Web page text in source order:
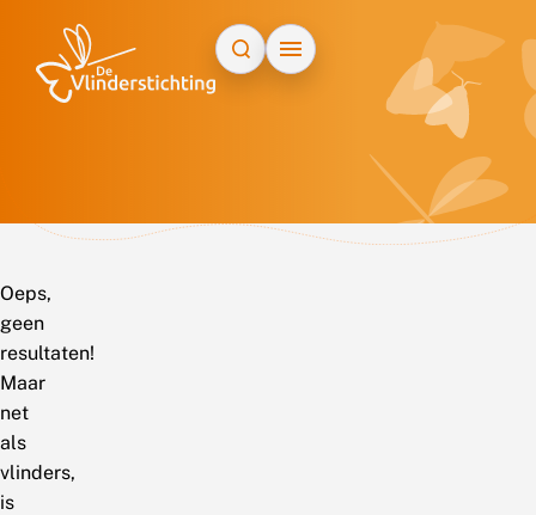
Oeps,
geen
resultaten!
Maar
net
als
vlinders,
is